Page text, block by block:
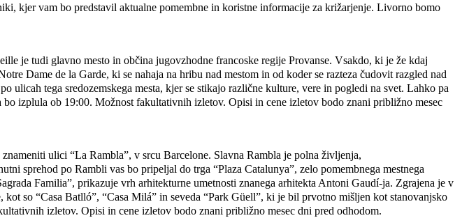
kjer vam bo predstavil aktualne pomembne in koristne informacije za križarjenje. Livorno bomo
je tudi glavno mesto in občina jugovzhodne francoske regije Provanse. Vsakdo, ki je že kdaj
Dame de la Garde, ki se nahaja na hribu nad mestom in od koder se razteza čudovit razgled nad
tega sredozemskega mesta, kjer se stikajo različne kulture, vere in pogledi na svet. Lahko pa
izplula ob 19:00. Možnost fakultativnih izletov. Opisi in cene izletov bodo znani približno mesec
ulici “La Rambla”, v srcu Barcelone. Slavna Rambla je polna življenja,
sprehod po Rambli vas bo pripeljal do trga “Plaza Catalunya”, zelo pomembnega mestnega
Familia”, prikazuje vrh arhitekturne umetnosti znanega arhitekta Antoni Gaudí-ja. Zgrajena je v
so “Casa Batlló”, “Casa Milá” in seveda “Park Güell”, ki je bil prvotno mišljen kot stanovanjsko
izletov. Opisi in cene izletov bodo znani približno mesec dni pred odhodom.